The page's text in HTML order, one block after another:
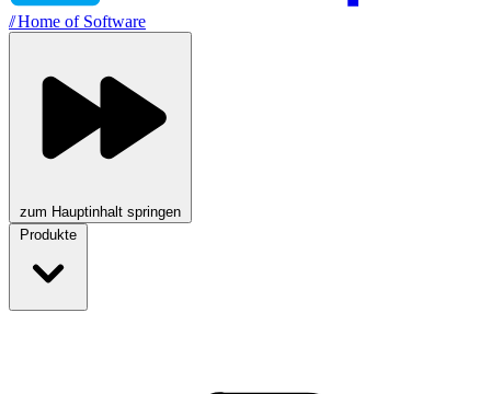
//Home of Software
zum Hauptinhalt springen
Produkte